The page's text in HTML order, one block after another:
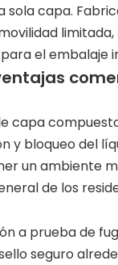
capa.
el
capa
bloqueo del
un ambiente
de los
a prueba de
seguro